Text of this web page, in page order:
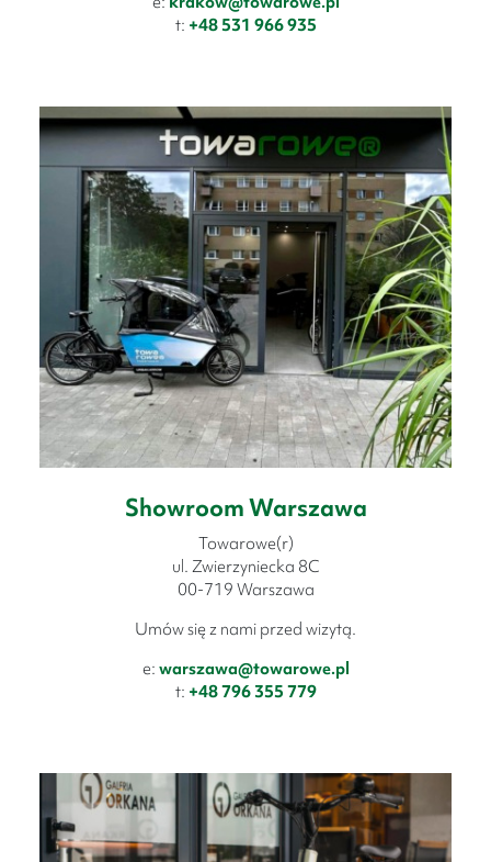
t: +48 531 966 935
Showroom Warszawa
Towarowe(r)
ul. Zwierzyniecka 8C
00-719 Warszawa
Umów się z nami przed wizytą.
e: warszawa@towarowe.pl
t: +48 796 355 779